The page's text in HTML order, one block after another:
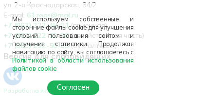
Мы используем собственные и
сторонние файлы cookie для улучшения
условий пользования сайтом и
получения статистики. Продолжая
навигацию по сайту, вы соглашаетесь с
Политикой в области использования
файлов cookie
Согласен
ул. 2-я Краснодарская, 84/2
E-mail: 61.roos@mail.ru
+7 (863) 222-48-01(приемная)
+7 (863) 222-32-98(хозяйственная часть)
+7 (863) 292-50-68(бухгалтерия)
Версия для слабовидящих
Разработка и поддержка сайта